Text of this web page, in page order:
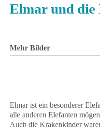
Elmar und die
Mehr Bilder
Elmar ist ein besonderer
alle anderen Elefanten
Auch die Krakenkinder